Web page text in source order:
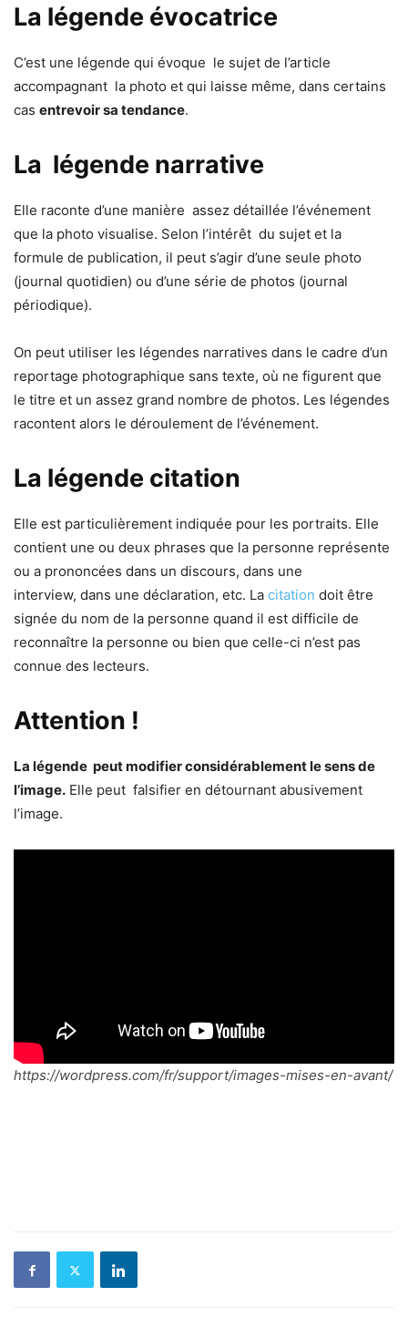
La légende évocatrice
C’est une légende qui évoque le sujet de l’article
accompagnant la photo et qui laisse même, dans certains
cas entrevoir sa tendance.
La légende narrative
Elle raconte d’une manière assez détaillée l’événement
que la photo visualise. Selon l’intérêt du sujet et la
formule de publication, il peut s’agir d’une seule photo
(journal quotidien) ou d’une série de photos (journal
périodique).
On peut utiliser les légendes narratives dans le cadre d’un
reportage photographique sans texte, où ne figurent que
le titre et un assez grand nombre de photos. Les légendes
racontent alors le déroulement de l’événement.
La légende citation
Elle est particulièrement indiquée pour les portraits. Elle
contient une ou deux phrases que la personne représente
ou a prononcées dans un discours, dans une
interview, dans une déclaration, etc. La citation doit être
signée du nom de la personne quand il est difficile de
reconnaître la personne ou bien que celle-ci n’est pas
connue des lecteurs.
Attention !
La légende peut modifier considérablement le sens de
l’image. Elle peut falsifier en détournant abusivement
l’image.
https://wordpress.com/fr/support/images-mises-en-avant/